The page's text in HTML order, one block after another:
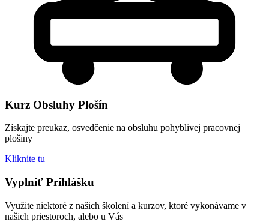
Kurz Obsluhy Plošín
Získajte preukaz, osvedčenie na obsluhu pohyblivej pracovnej
plošiny
Kliknite tu
Vyplniť Prihlášku​
Využite niektoré z našich školení a kurzov, ktoré vykonávame v
našich priestoroch, alebo u Vás